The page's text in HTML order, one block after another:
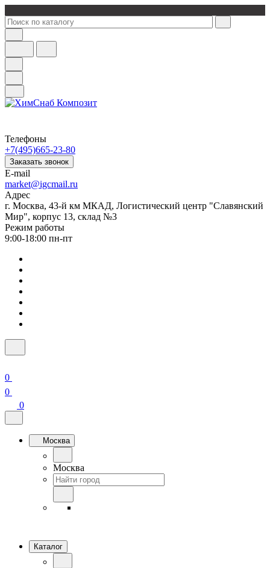
Телефоны
+7(495)665-23-80
Заказать звонок
E-mail
market@igcmail.ru
Адрес
г. Москва, 43-й км МКАД, Логистический центр "Славянский
Мир", корпус 13, склад №3
Режим работы
9:00-18:00 пн-пт
0
0
0
Москва
Москва
Каталог